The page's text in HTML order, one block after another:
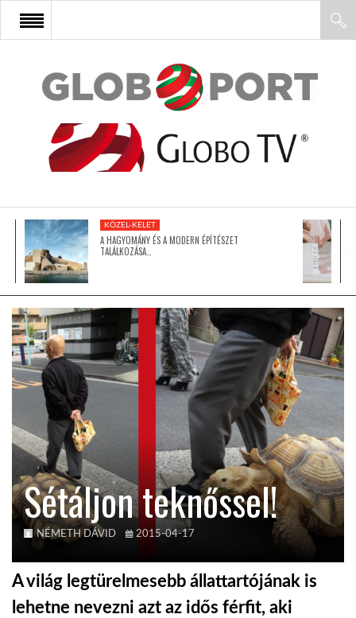
FŐOLDAL
AFRIKA
ÁZSIA
LATIN-AMERIKA
KÖZEL-KELET
AUSZTRÁLIA
A VILÁG ITTHON
MÉDIA
KÖZEL-KELET
A HAGYOMÁNY ÉS A MODERN ÉPÍTÉSZET
TALÁLKOZÁSA…
Sétáljon teknőssel!
NÉMETH DÁVID 2015-04-17
A világ legtürelmesebb állattartójának is
lehetne nevezni azt az idős férfit, aki